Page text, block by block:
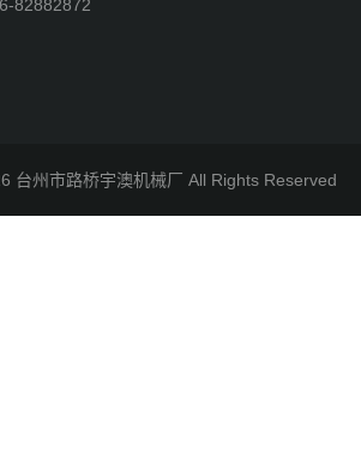
82882872
台州市路桥宇澳机械厂 All Rights